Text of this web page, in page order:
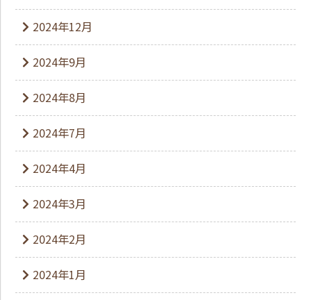
2024年12月
2024年9月
2024年8月
2024年7月
2024年4月
2024年3月
2024年2月
2024年1月